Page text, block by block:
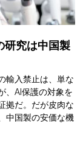
研究は中国製
輸入禁止は、単な
、AI保護の対象を
拠だ。だが皮肉な
中国製の安価な機